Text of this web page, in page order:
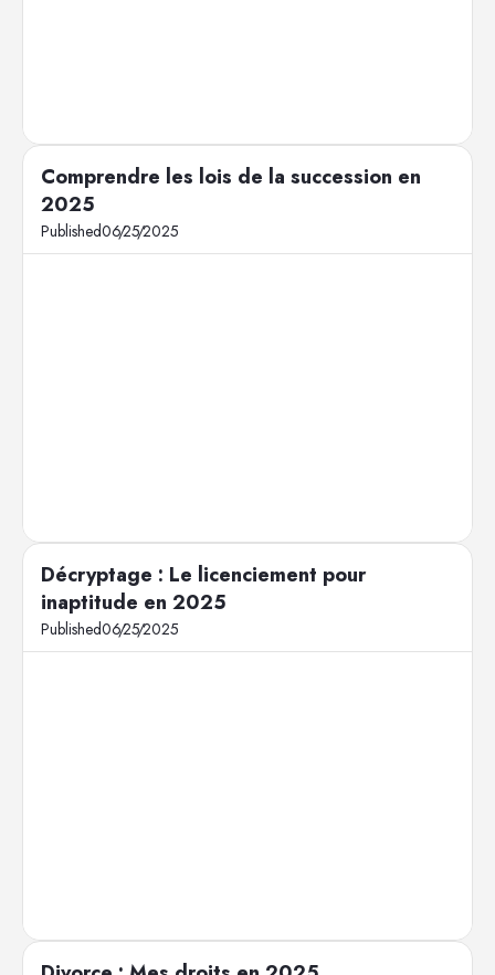
Comprendre les lois de la succession en
2025
Published06/25/2025
Décryptage : Le licenciement pour
inaptitude en 2025
Published06/25/2025